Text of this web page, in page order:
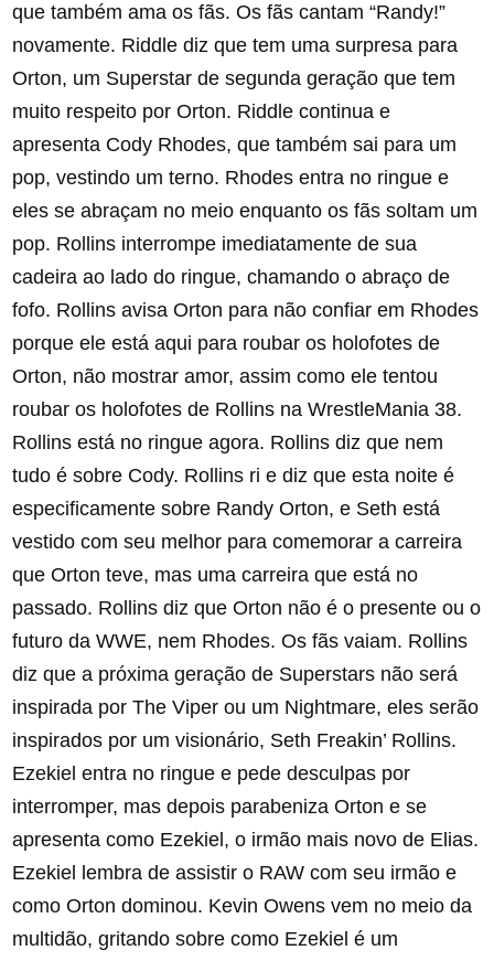
que também ama os fãs. Os fãs cantam “Randy!”
novamente. Riddle diz que tem uma surpresa para
Orton, um Superstar de segunda geração que tem
muito respeito por Orton. Riddle continua e
apresenta Cody Rhodes, que também sai para um
pop, vestindo um terno. Rhodes entra no ringue e
eles se abraçam no meio enquanto os fãs soltam um
pop. Rollins interrompe imediatamente de sua
cadeira ao lado do ringue, chamando o abraço de
fofo. Rollins avisa Orton para não confiar em Rhodes
porque ele está aqui para roubar os holofotes de
Orton, não mostrar amor, assim como ele tentou
roubar os holofotes de Rollins na WrestleMania 38.
Rollins está no ringue agora. Rollins diz que nem
tudo é sobre Cody. Rollins ri e diz que esta noite é
especificamente sobre Randy Orton, e Seth está
vestido com seu melhor para comemorar a carreira
que Orton teve, mas uma carreira que está no
passado. Rollins diz que Orton não é o presente ou o
futuro da WWE, nem Rhodes. Os fãs vaiam. Rollins
diz que a próxima geração de Superstars não será
inspirada por The Viper ou um Nightmare, eles serão
inspirados por um visionário, Seth Freakin’ Rollins.
Ezekiel entra no ringue e pede desculpas por
interromper, mas depois parabeniza Orton e se
apresenta como Ezekiel, o irmão mais novo de Elias.
Ezekiel lembra de assistir o RAW com seu irmão e
como Orton dominou. Kevin Owens vem no meio da
multidão, gritando sobre como Ezekiel é um